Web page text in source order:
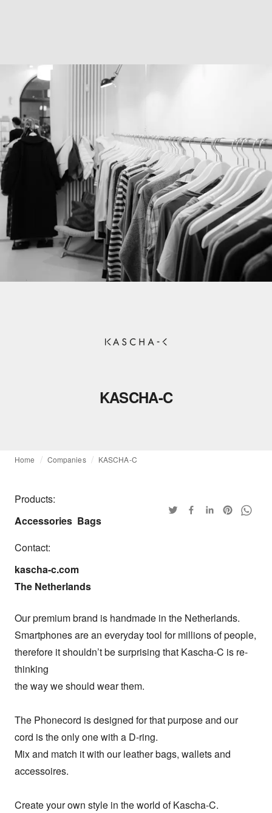
KASCHA-C
Home Companies KASCHA-C
Products:
Accessories Bags
Contact:
kascha-c.com
The Netherlands
Our premium brand is handmade in the Netherlands.
Smartphones are an everyday tool for millions of people,
therefore it shouldn’t be surprising that Kascha-C is re-
thinking
the way we should wear them.
The Phonecord is designed for that purpose and our
cord is the only one with a D-ring.
Mix and match it with our leather bags, wallets and
accessoires.
Create your own style in the world of Kascha-C.